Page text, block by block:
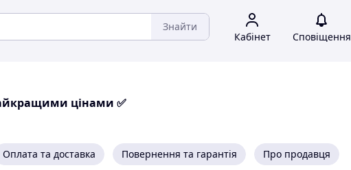
Знайти
Кабінет Сповіщення
цінами ✅
Оплата та доставка Повернення та гарантія Про продавця